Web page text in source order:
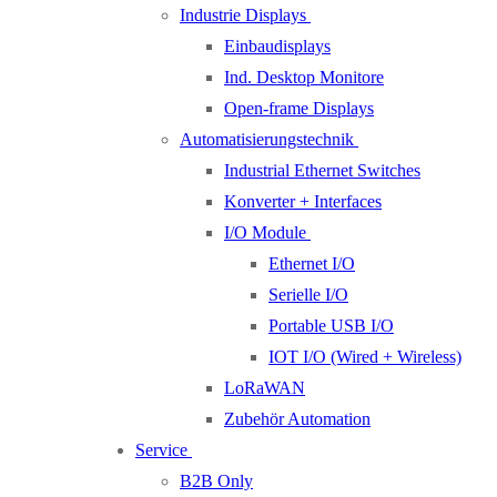
Industrie Displays
Einbaudisplays
Ind. Desktop Monitore
Open-frame Displays
Automatisierungstechnik
Industrial Ethernet Switches
Konverter + Interfaces
I/O Module
Ethernet I/O
Serielle I/O
Portable USB I/O
IOT I/O (Wired + Wireless)
LoRaWAN
Zubehör Automation
Service
B2B Only